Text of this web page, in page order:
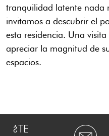
tranquilidad latente nada
invitamos a descubrir el
esta residencia. Una
apreciar la magnitud de
espacios.
¿TE